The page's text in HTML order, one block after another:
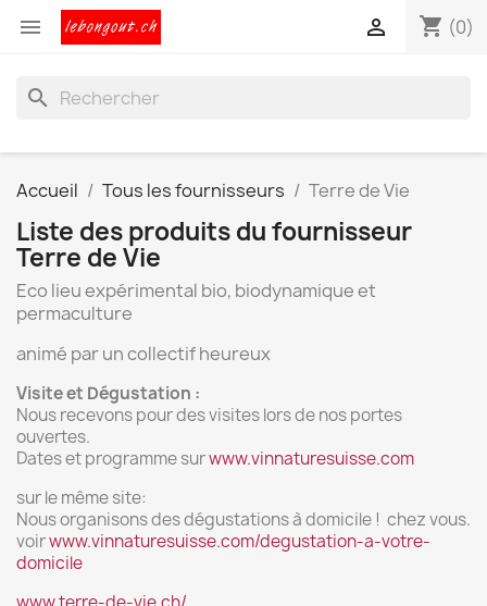
 shopping_cart (0)

search
Accueil Tous les fournisseurs Terre de Vie
Liste des produits du fournisseur
Terre de Vie
Eco lieu expérimental bio, biodynamique et
permaculture
animé par un collectif heureux
Visite et Dégustation :
Nous recevons pour des visites lors de nos portes
ouvertes.
Dates et programme surwww.vinnaturesuisse.com
sur le même site:
Nous organisons des dégustations à domicile ! chez vous.
voirwww.vinnaturesuisse.com/degustation-a-votre-
domicile